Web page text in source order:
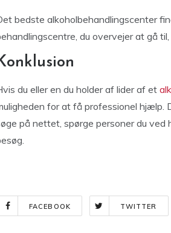
bedste alkoholbehandlingscenter
du overvejer at gå
du eller en du holder af lider af et
for at få professionel hjælp.
på nettet, spørge personer du
FACEBOOK TWITTER